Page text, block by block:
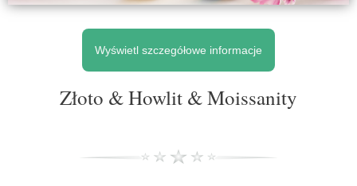
Wyświetl szczegółowe informacje
Złoto & Howlit & Moissanity